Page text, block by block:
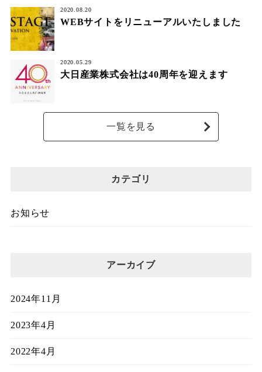
2020.08.20
WEBサイトをリニューアルいたしました
2020.05.29
大日産業株式会社は40周年を迎えます
一覧を見る
カテゴリ
お知らせ
アーカイブ
2024年11月
2023年4月
2022年4月